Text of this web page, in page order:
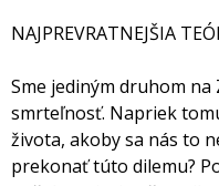
NAJPREVRATNEJŠIA
Sme jediným druhom
smrteľnosť. Napriek
života, akoby sa nás to
prekonať túto dilemu?